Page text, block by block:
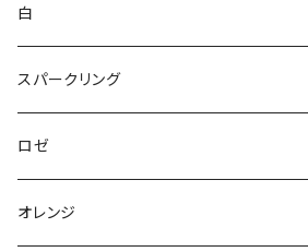
ブルゴーニュ
ボルドー
シャンパーニュ
コート・デュ・ローヌ
白
アルザス
ブルゴーニュ
ボルドー
スパークリング
シャンパーニュ
アルザス
ロゼ
シャンパーニュ
オレンジ